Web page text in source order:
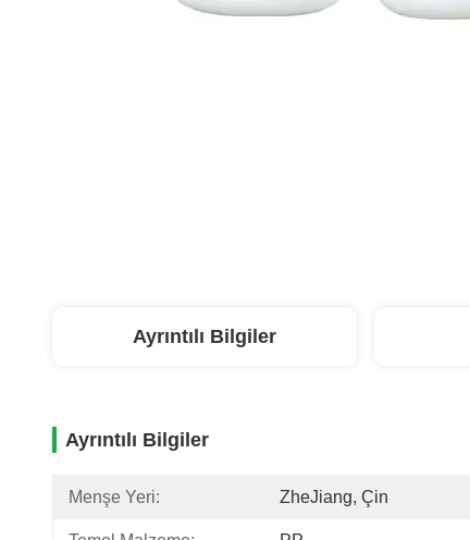
Ayrıntılı Bilgiler
Ayrıntılı Bilgiler
Menşe Yeri: ZheJiang, Çin